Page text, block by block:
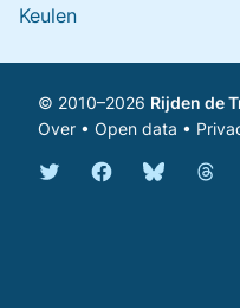
Keulen
© 2010–2026 Rijden de
Over • Open data •